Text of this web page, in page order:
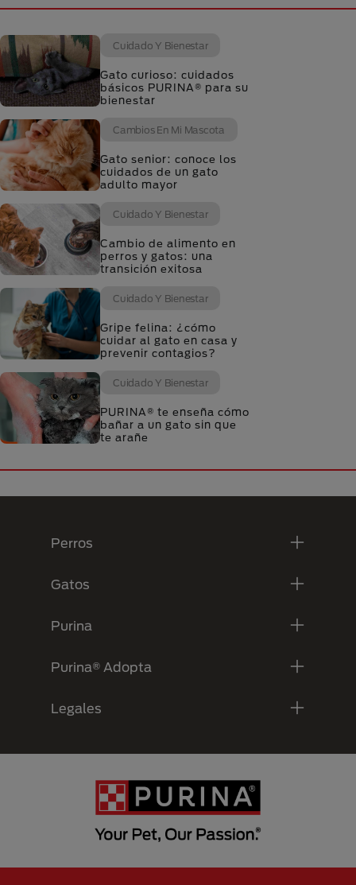
Cuidado Y Bienestar
Gato curioso: cuidados
básicos PURINA® para su
bienestar
Cambios En Mi Mascota
Gato senior: conoce los
cuidados de un gato
adulto mayor
Cuidado Y Bienestar
Cambio de alimento en
perros y gatos: una
transición exitosa
Cuidado Y Bienestar
Gripe felina: ¿cómo
cuidar al gato en casa y
prevenir contagios?
Cuidado Y Bienestar
PURINA® te enseña cómo
bañar a un gato sin que
te arañe
Perros
Gatos
Purina
Purina® Adopta
Legales